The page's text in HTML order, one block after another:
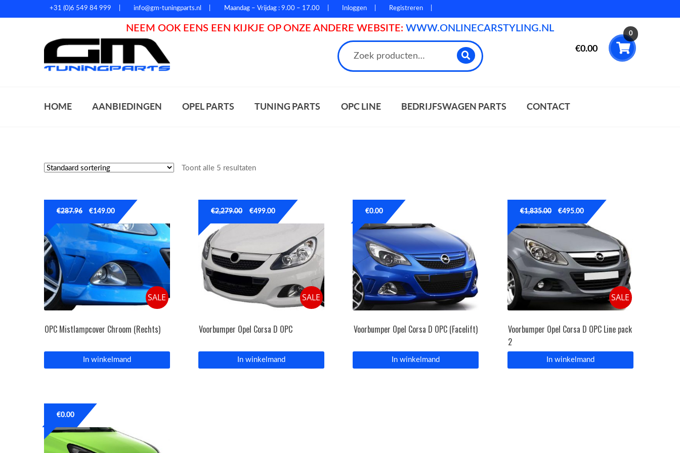
+31 (0)6 549 84 999 info@gm-tuningparts.nl Maandag – Vrijdag : 9.00 – 17.00 Inloggen Registreren
NEEM OOK EENS EEN KIJKJE OP ONZE ANDERE WEBSITE: WWW.ONLINECARSTYLING.NL
€0.00
0
HOME AANBIEDINGEN OPEL PARTS TUNING PARTS OPC LINE BEDRIJFSWAGEN PARTS CONTACT
Toont alle 5 resultaten
SALE
OPC Mistlampcover Chroom (Rechts)
€287.96 €149.00
In winkelmand
SALE
Voorbumper Opel Corsa D OPC
€2,279.00 €499.00
In winkelmand
Voorbumper Opel Corsa D OPC (Facelift)
€0.00
In winkelmand
SALE
Voorbumper Opel Corsa D OPC Line pack
2
€1,835.00 €495.00
In winkelmand
€0.00